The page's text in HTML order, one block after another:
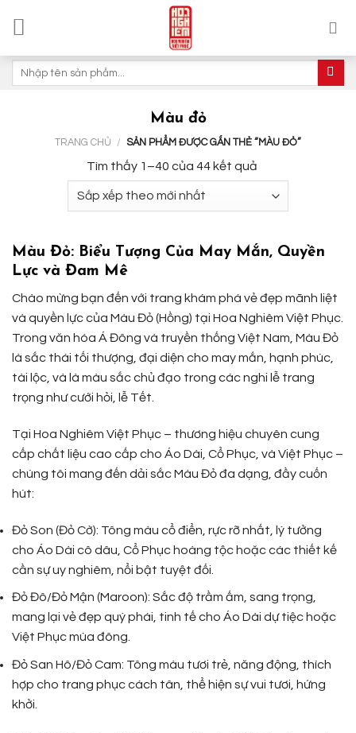
Màu đỏ
TRANG CHỦ / SẢN PHẨM ĐƯỢC GẮN THẺ “MÀU ĐỎ”
Tìm thấy 1–40 của 44 kết quảĐã
sắp
mới
Màu Đỏ: Biểu Tượng Của May Mắn, Quyền
Lực và Đam Mê
Chào mừng bạn đến với trang khám phá vẻ đẹp mãnh liệt
và quyền lực của Màu Đỏ (Hồng) tại Hoa Nghiêm Việt Phục.
Trong văn hóa Á Đông và truyền thống Việt Nam, Màu Đỏ
là sắc thái tối thượng, đại diện cho may mắn, hạnh phúc,
tài lộc, và là màu sắc chủ đạo trong các nghi lễ trang
trọng như cưới hỏi, lễ Tết.
Tại Hoa Nghiêm Việt Phục – thương hiệu chuyên cung
cấp chất liệu cao cấp cho Áo Dài, Cổ Phục, và Việt Phục –
chúng tôi mang đến dải sắc Màu Đỏ đa dạng, đầy cuốn
hút:
Đỏ Son (Đỏ Cờ): Tông màu cổ điển, rực rỡ nhất, lý tưởng
cho Áo Dài cô dâu, Cổ Phục hoàng tộc hoặc các thiết kế
cần sự uy nghiêm, nổi bật tuyệt đối.
Đỏ Đô/Đỏ Mận (Maroon): Sắc độ trầm ấm, sang trọng,
mang lại vẻ đẹp quý phái, tinh tế cho Áo Dài dự tiệc hoặc
Việt Phục mùa đông.
Đỏ San Hô/Đỏ Cam: Tông màu tươi trẻ, năng động, thích
hợp cho trang phục cách tân, thể hiện sự vui tươi, hứng
khởi.